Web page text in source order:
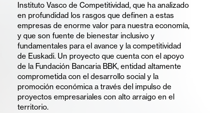
análisis
de
las
empresas
Campeonas
Ocultas
Instituto Vasco de Competitividad, que ha analizado
en profundidad los rasgos que definen a estas
empresas de enorme valor para nuestra economía,
y que son fuente de bienestar inclusivo y
fundamentales para el avance y la competitividad
de Euskadi. Un proyecto que cuenta con el apoyo
de la Fundación Bancaria BBK, entidad altamente
comprometida con el desarrollo social y la
promoción económica a través del impulso de
proyectos empresariales con alto arraigo en el
territorio.